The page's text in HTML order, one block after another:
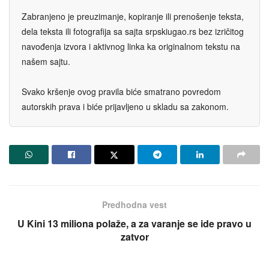
Zabranjeno je preuzimanje, kopiranje ili prenošenje teksta,
dela teksta ili fotografija sa sajta srpskiugao.rs bez izričitog
navođenja izvora i aktivnog linka ka originalnom tekstu na
našem sajtu.
Svako kršenje ovog pravila biće smatrano povredom
autorskih prava i biće prijavljeno u skladu sa zakonom.
Predhodna vest
U Kini 13 miliona polaže, a za varanje se ide pravo u
zatvor